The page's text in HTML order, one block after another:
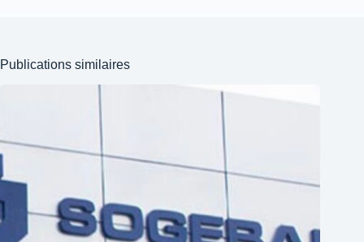
Publications similaires